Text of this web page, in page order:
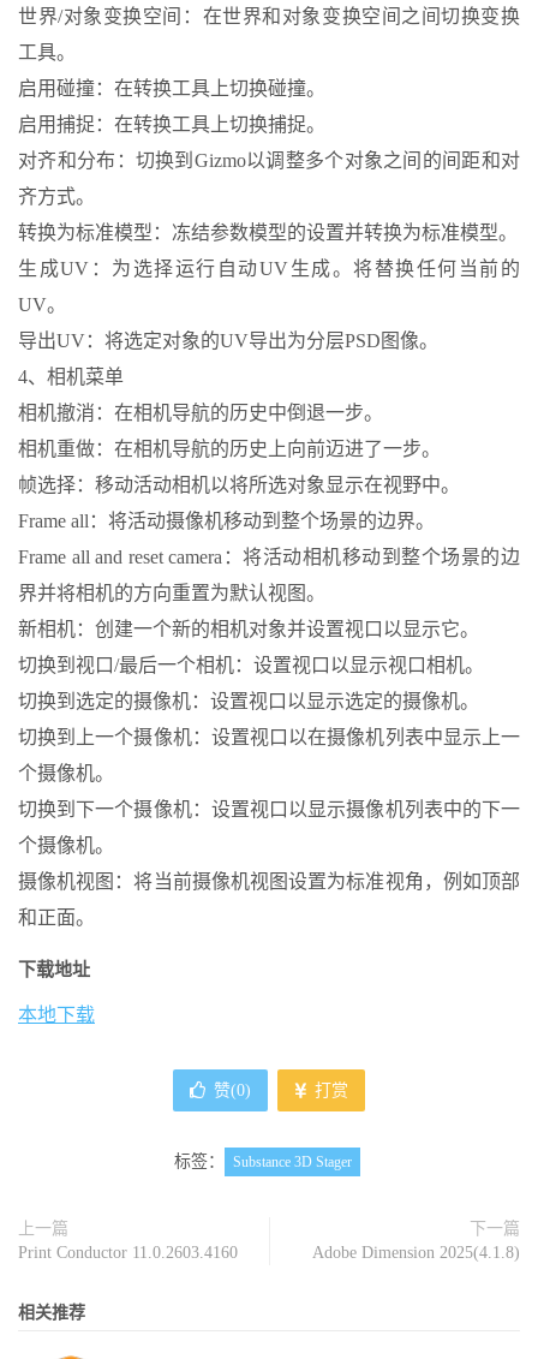
世界/对象变换空间：在世界和对象变换空间之间切换变换
工具。
启用碰撞：在转换工具上切换碰撞。
启用捕捉：在转换工具上切换捕捉。
对齐和分布：切换到Gizmo以调整多个对象之间的间距和对
齐方式。
转换为标准模型：冻结参数模型的设置并转换为标准模型。
生成UV：为选择运行自动UV生成。将替换任何当前的
UV。
导出UV：将选定对象的UV导出为分层PSD图像。
4、相机菜单
相机撤消：在相机导航的历史中倒退一步。
相机重做：在相机导航的历史上向前迈进了一步。
帧选择：移动活动相机以将所选对象显示在视野中。
Frame all：将活动摄像机移动到整个场景的边界。
Frame all and reset camera：将活动相机移动到整个场景的边
界并将相机的方向重置为默认视图。
新相机：创建一个新的相机对象并设置视口以显示它。
切换到视口/最后一个相机：设置视口以显示视口相机。
切换到选定的摄像机：设置视口以显示选定的摄像机。
切换到上一个摄像机：设置视口以在摄像机列表中显示上一
个摄像机。
切换到下一个摄像机：设置视口以显示摄像机列表中的下一
个摄像机。
摄像机视图：将当前摄像机视图设置为标准视角，例如顶部
和正面。
下载地址
本地下载
赞(0) 打赏
标签： Substance 3D Stager
上一篇
Print Conductor 11.0.2603.4160
下一篇
Adobe Dimension 2025(4.1.8)
相关推荐